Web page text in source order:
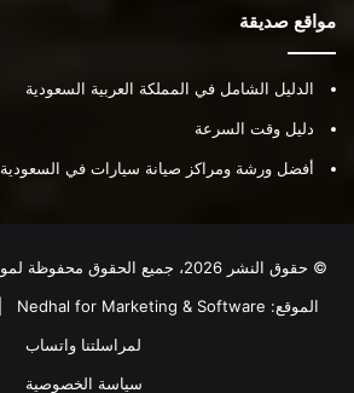
مواقع صديقة
الدليل الشامل في المملكة العربية السعودية
دليل وقت السرعة
أفضل ورشة ومراكز صيانة سيارات في السعودية
© حقوق النشر 2026، جميع الحقوق محفوظة لموقع
الموقع: Nedhal for Marketing & Software
لمراسلتنا واتساب
سياسة الخصوصية